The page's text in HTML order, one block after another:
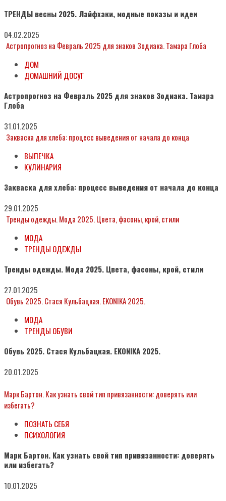
ТРЕНДЫ весны 2025. Лайфхаки, модные показы и идеи
04.02.2025
Астропрогноз на Февраль 2025 для знаков Зодиака. Тамара Глоба
ДОМ
ДОМАШНИЙ ДОСУГ
Астропрогноз на Февраль 2025 для знаков Зодиака. Тамара
Глоба
31.01.2025
Закваска для хлеба: процесс выведения от начала до конца
ВЫПЕЧКА
КУЛИНАРИЯ
Закваска для хлеба: процесс выведения от начала до конца
29.01.2025
Тренды одежды. Мода 2025. Цвета, фасоны, крой, стили
МОДА
ТРЕНДЫ ОДЕЖДЫ
Тренды одежды. Мода 2025. Цвета, фасоны, крой, стили
27.01.2025
Обувь 2025. Стася Кульбацкая. EKONIKA 2025.
МОДА
ТРЕНДЫ ОБУВИ
Обувь 2025. Стася Кульбацкая. EKONIKA 2025.
20.01.2025
Марк Бартон. Как узнать свой тип привязанности: доверять или
избегать?
ПОЗНАТЬ СЕБЯ
ПСИХОЛОГИЯ
Марк Бартон. Как узнать свой тип привязанности: доверять
или избегать?
10.01.2025